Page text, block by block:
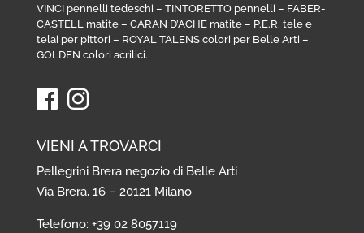
VINCI pennelli tedeschi – TINTORETTO pennelli – FABER-
CASTELL matite– CARAN D’ACHE matite– P.E.R. tele e
telai per pittori – ROYAL TALENS colori per Belle Arti –
GOLDEN colori acrilici.
VIENI A TROVARCI
Pellegrini Brera negozio di Belle Arti
Via Brera, 16 – 20121 Milano
Telefono: +39 02 8057119